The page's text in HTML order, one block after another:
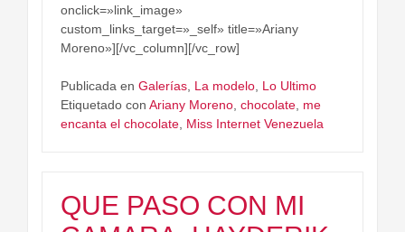
onclick=»link_image»
custom_links_target=»_self» title=»Ariany
Moreno»][/vc_column][/vc_row]
Publicada en Galerías La modelo Lo Ultimo
Etiquetado con Ariany Moreno chocolate me
encanta el chocolate Miss Internet Venezuela
QUE PASO CON MI